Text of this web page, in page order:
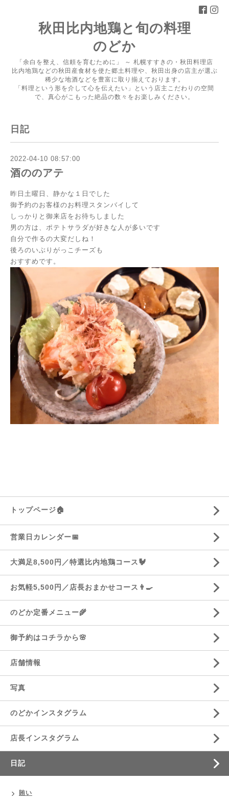
秋田比内地鶏と旬の料理
のどか
「余白を整え、信頼を育むために」 ～ 札幌すすきの・秋田料理店
比内地鶏などの秋田産食材を使た郷土料理や、秋田出身の店主が選ぶ
稀少な地酒などを豊富に取り揃えております。
「料理という形を介して心を伝えたい」という店主こだわりの空間
で、真心がこもった絶品の数々をお楽しみください。
日記
2022-04-10 08:57:00
酒ののアテ
昨日土曜日、静かな１日でした
御予約のお客様のお料理スタンバイして
しっかりと御来店をお待ちしました
男の方は、ポテトサラダが好きな人が多いです
自分で作るの大変だしね！
後ろのいぶりがっこチーズも
おすすめです。
トップページ🏠
営業日カレンダー📅
大満足8,500円／特選比内地鶏コース🐓
お気軽5,500円／店長おまかせコース👨‍🍳
のどか定番メニュー🌾
御予約はコチラから🌸
店舗情報
写真
のどかインスタグラム
店長インスタグラム
日記
賄い